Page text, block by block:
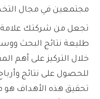
مجتمعين في مجال
تجعل من شركتك علامة
طليعة نتائج البحث
خلال التركيز على أهم
للحصول على نتائج
تحقيق هذه الأهداف هو